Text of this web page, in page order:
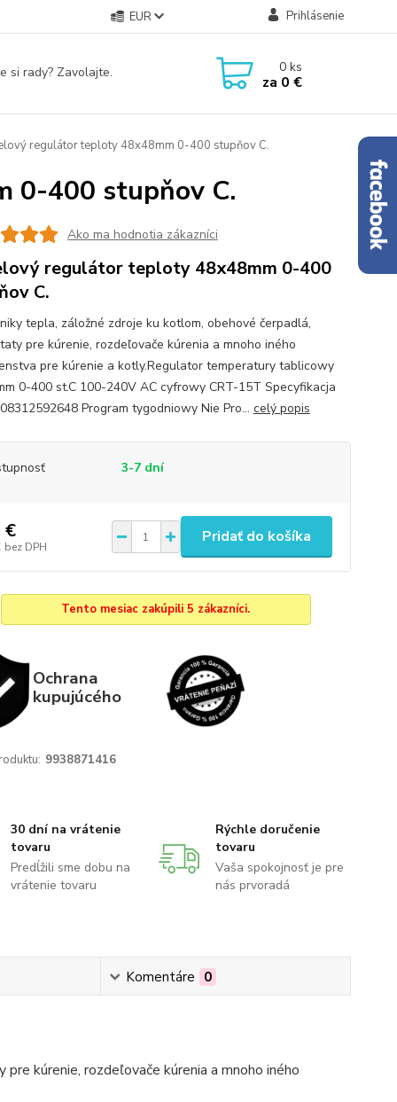
EUR Prihlásenie
si rady? Zavolajte. 0ks
za 0 €
regulátor teploty 48x48mm 0-400 stupňov C.
0-400 stupňov C.
Ako ma hodnotia zákazníci
regulátor teploty 48x48mm 0-400
C.
tepla, záložné zdroje ku kotlom, obehové čerpadlá,
pre kúrenie, rozdeľovače kúrenia a mnoho iného
pre kúrenie a kotly.Regulator temperatury tablicowy
0-400 st.C 100-240V AC cyfrowy CRT-15T Specyfikacja
Program tygodniowy Nie Pro... celý popis
3-7 dní
€
bez DPH
Pridať do košíka
Tento mesiac zakúpili 5 zákazníci.
Ochrana
kupujúcého
9938871416
30 dní na vrátenie
tovaru
Predĺžili sme dobu na
vrátenie tovaru
Rýchle doručenie
tovaru
Vaša spokojnosť je pre
nás prvoradá
Komentáre 0
kúrenie, rozdeľovače kúrenia a mnoho iného